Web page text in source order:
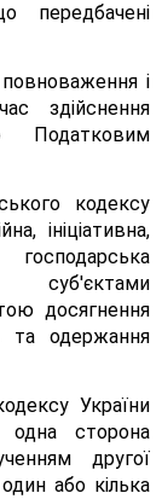
передбачені
і
здійснення
Податковим
кодексу
ініціативна,
суб'єктами
досягнення
та одержання
України
сторона
другої
або кілька